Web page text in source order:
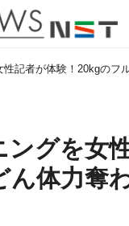
記者が体験！20kgのフ
ングを女
体力奪